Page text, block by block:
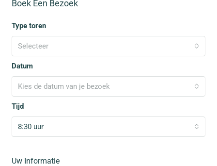
Boek Een Bezoek
Type toren
Selecteer
Datum
Kies de datum van je bezoek
Tijd
8:30 uur
Uw Informatie